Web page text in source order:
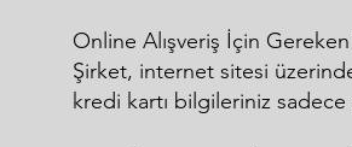
Online Alışveriş İçin
Şirket, internet sitesi
kredi kartı bilgileriniz sadece